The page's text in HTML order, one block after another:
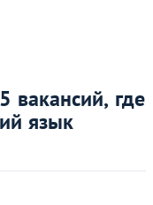
вакансий, где
язык